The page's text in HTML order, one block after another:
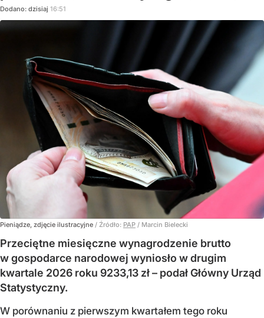
Dodano: dzisiaj 16:51
Pieniądze, zdjęcie ilustracyjne / Źródło: PAP / Marcin Bielecki
Przeciętne miesięczne wynagrodzenie brutto
w gospodarce narodowej wyniosło w drugim
kwartale 2026 roku 9233,13 zł – podał Główny Urząd
Statystyczny.
W porównaniu z pierwszym kwartałem tego roku